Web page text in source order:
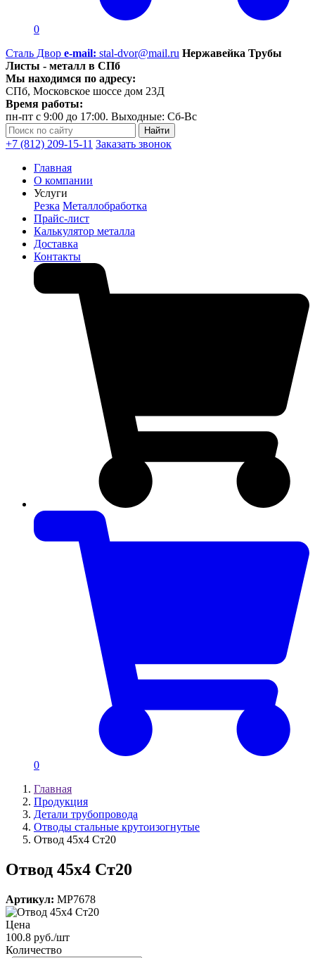
0
Сталь Двор e-mail: stal-dvor@mail.ru Нержавейка Трубы
Листы - металл в СПб
Мы находимся по адресу:
СПб, Московское шоссе дом 23Д
Время работы:
пн-пт с 9:00 до 17:00. Выходные: Сб-Вс
+7 (812) 209-15-11 Заказать звонок
Главная
О компании
Услуги
Резка Металлобработка
Прайс-лист
Калькулятор металла
Доставка
Контакты
0
Главная
Продукция
Детали трубопровода
Отводы стальные крутоизогнутые
Отвод 45х4 Ст20
Отвод 45х4 Ст20
Артикул: MP7678
Цена
100.8 руб./шт
Количество